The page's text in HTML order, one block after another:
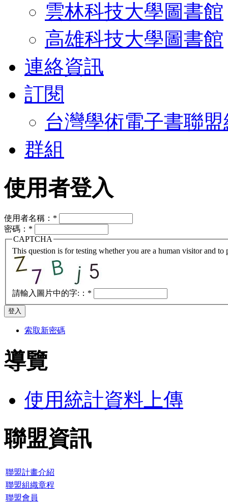
雲林科技大學圖書館
高雄科技大學圖書館
連絡資訊
訂閱
台灣學術電子書聯
群組
使用者登入
使用者名稱： *
密碼： *
CAPTCHA
This question is for testing whether you are a human visitor and to
請輸入圖片中的字:： *
索取新密碼
導覽
使用統計資料上傳
聯盟資訊
聯盟計畫介紹
聯盟組織章程
聯盟會員